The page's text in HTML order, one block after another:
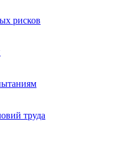
рисков
труда